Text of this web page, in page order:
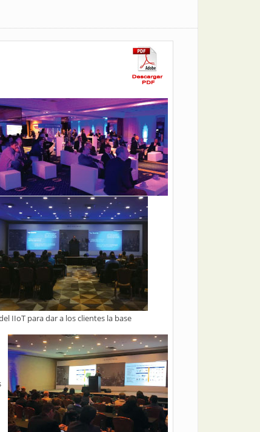
IIoT para dar a los clientes la base